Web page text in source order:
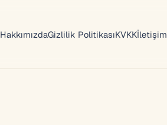
HakkımızdaGizlilik PolitikasıKVKKİletişim